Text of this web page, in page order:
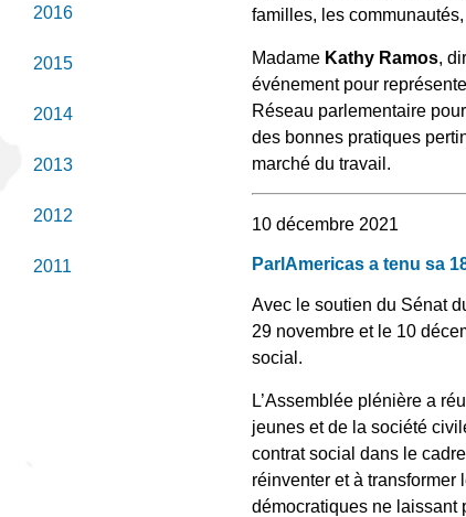
2016
2015
2014
2013
2012
2011
familles, les
Madame Kathy Ramos,
événement pour
Réseau parlementaire
des bonnes pratiques
marché du travail.
10 décembre 2021
ParlAmericas a tenu sa
Avec le soutien du Sénat
29 novembre et le 10
social.
L’Assemblée plénière a
jeunes et de la société
contrat social dans le
réinventer et à
démocratiques ne laissant